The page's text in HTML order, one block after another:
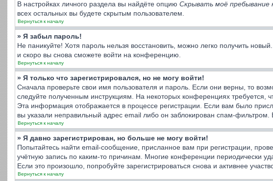
В настройках личного раздела вы найдёте опцию Скрывать моё пребывание
всех остальных вы будете скрытым пользователем.
Вернуться к началу
» Я забыл пароль!
Не паникуйте! Хотя пароль нельзя восстановить, можно легко получить
и скоро вы снова сможете войти на конференцию.
Вернуться к началу
» Я только что зарегистрировался, но не могу войти!
Сначала проверьте свои имя пользователя и пароль. Если они верны, то
следуйте полученным инструкциям. На некоторых конференциях требуется,
Эта информация отображается в процессе регистрации. Если вам было
вы указали неправильный адрес email либо он заблокирован спам-
Вернуться к началу
» Я давно зарегистрирован, но больше не могу войти!
Попытайтесь найти email-сообщение, присланное вам при регистрации,
учётную запись по каким-то причинам. Многие конференции периодически
Если это произошло, попробуйте зарегистрироваться снова и активнее
Вернуться к началу